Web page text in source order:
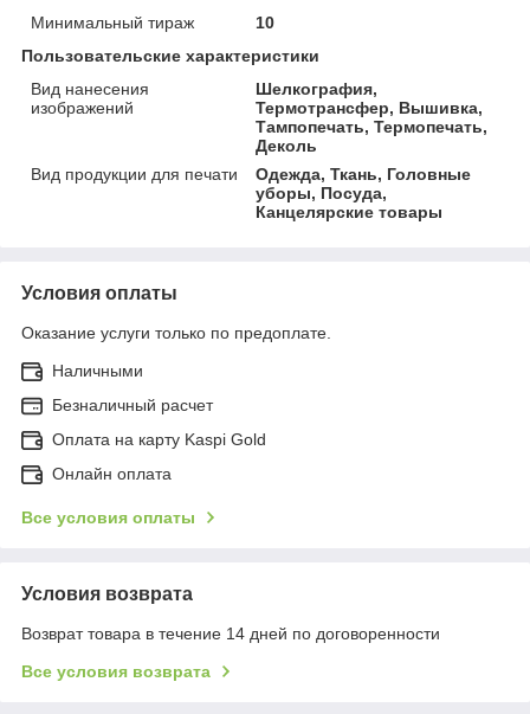
Минимальный тираж
10
Пользовательские характеристики
Вид нанесения
изображений
Шелкография,
Термотрансфер, Вышивка,
Тампопечать, Термопечать,
Деколь
Вид продукции для печати
Одежда, Ткань, Головные
уборы, Посуда,
Канцелярские товары
Условия оплаты
Оказание услуги только по предоплате.
Наличными
Безналичный расчет
Оплата на карту Kaspi Gold
Онлайн оплата
Все условия оплаты
Условия возврата
Возврат товара в течение 14 дней по договоренности
Все условия возврата